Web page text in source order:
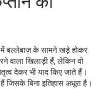
बल्लेबाज़ के सामने खड़े होकर
वाला खिलाड़ीहैं, लेकिन वो
देकर भी याद किए जाते हैं।
जिसके बिना इतिहास अधूरा है।